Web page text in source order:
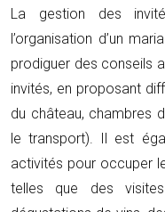
La gestion des
l’organisation d’un
prodiguer des conseils
invités, en proposant
du château, chambres
le transport). Il est
activités pour occuper
telles que des